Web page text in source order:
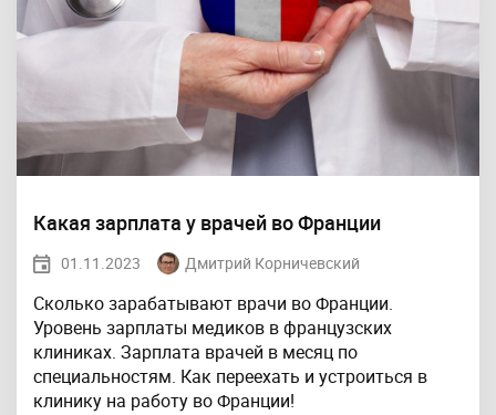
Какая зарплата у врачей во Франции
01.11.2023 Дмитрий Корничевский
Сколько зарабатывают врачи во Франции.
Уровень зарплаты медиков в французских
клиниках. Зарплата врачей в месяц по
специальностям. Как переехать и устроиться в
клинику на работу во Франции!